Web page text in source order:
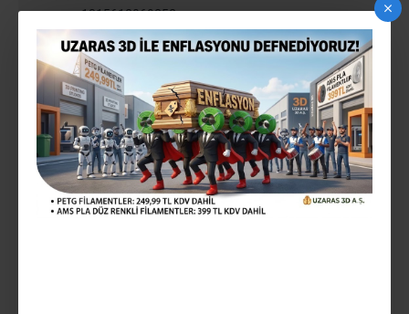
MODEL: 1815612069352
299,99TL
Vergiler Hariç: 249,99TL
Mevcut Seçenekler:
Teslim Tarihi